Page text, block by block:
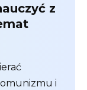
z
i